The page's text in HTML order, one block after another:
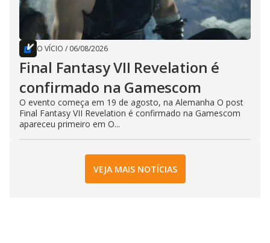
O VÍCIO / 06/08/2026
Final Fantasy VII Revelation é
confirmado na Gamescom
O evento começa em 19 de agosto, na Alemanha O post
Final Fantasy VII Revelation é confirmado na Gamescom
apareceu primeiro em O...
VEJA MAIS NOTÍCIAS